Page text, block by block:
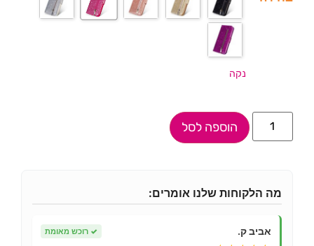
נקה
הוספה לסל
מה הלקוחות שלנו אומרים:
אביב ק. ✓ רוכש מאומת